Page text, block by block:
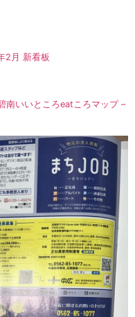
2月 新看板
南いいところeatころマップ –